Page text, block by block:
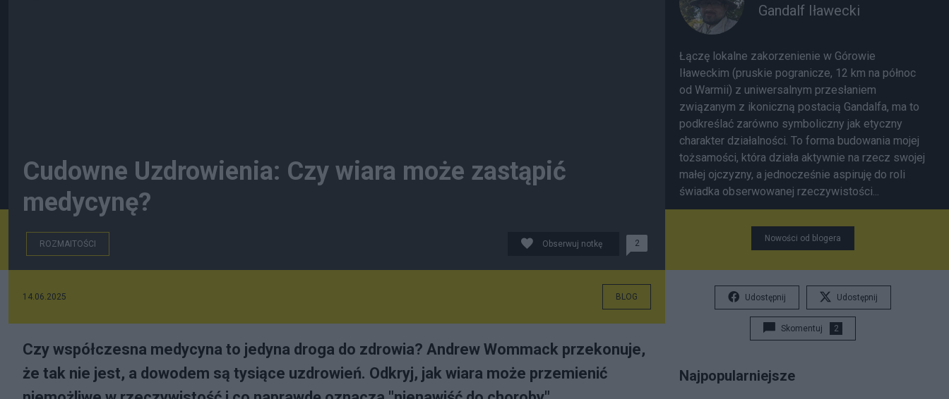
Cudowne Uzdrowienia: Czy wiara może zastąpić
medycynę?
ROZMAITOŚCI Obserwuj notkę 2
14.06.2025 BLOG
Czy współczesna medycyna to jedyna droga do zdrowia? Andrew Wommack przekonuje,
że tak nie jest, a dowodem są tysiące uzdrowień. Odkryj, jak wiara może przemienić
Gandalf Iławecki
Łączę lokalne zakorzenienie w Górowie
Iławeckim (pruskie pogranicze, 12 km na północ
od Warmii) z uniwersalnym przesłaniem
związanym z ikoniczną postacią Gandalfa, ma to
podkreślać zarówno symboliczny jak etyczny
charakter działalności. To forma budowania mojej
tożsamości, która działa aktywnie na rzecz swojej
małej ojczyzny, a jednocześnie aspiruję do roli
świadka obserwowanej rzeczywistości...
Nowości od blogera
Udostępnij Udostępnij
Skomentuj 2
Najpopularniejsze